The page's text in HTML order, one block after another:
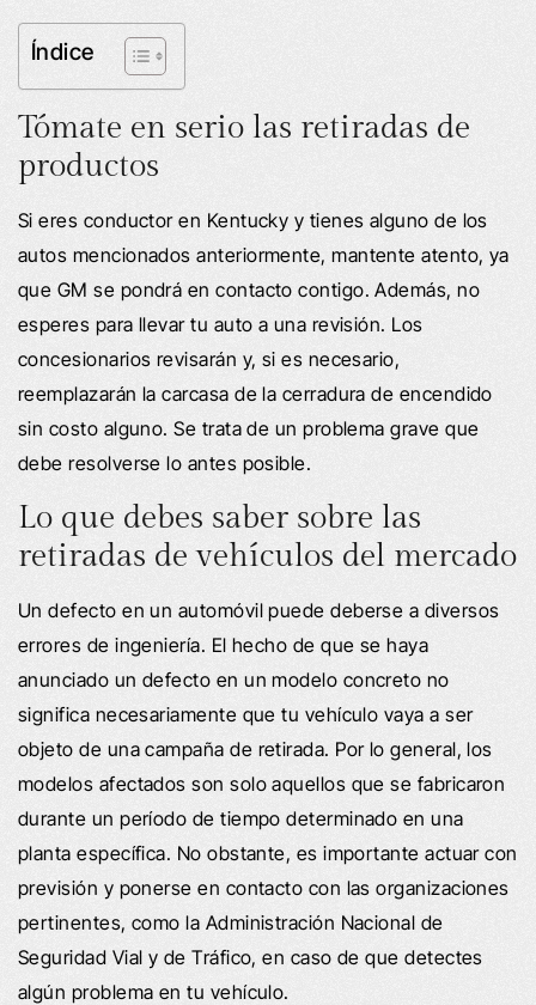
Índice
Tómate en serio las retiradas de
productos
Si eres conductor en Kentucky y tienes alguno de los
autos mencionados anteriormente, mantente atento, ya
que GM se pondrá en contacto contigo. Además, no
esperes para llevar tu auto a una revisión. Los
concesionarios revisarán y, si es necesario,
reemplazarán la carcasa de la cerradura de encendido
sin costo alguno. Se trata de un problema grave que
debe resolverse lo antes posible.
Lo que debes saber sobre las
retiradas de vehículos del mercado
Un defecto en un automóvil puede deberse a diversos
errores de ingeniería. El hecho de que se haya
anunciado un defecto en un modelo concreto no
significa necesariamente que tu vehículo vaya a ser
objeto de una campaña de retirada. Por lo general, los
modelos afectados son solo aquellos que se fabricaron
durante un período de tiempo determinado en una
planta específica. No obstante, es importante actuar con
previsión y ponerse en contacto con las organizaciones
pertinentes, como la Administración Nacional de
Seguridad Vial y de Tráfico, en caso de que detectes
algún problema en tu vehículo.